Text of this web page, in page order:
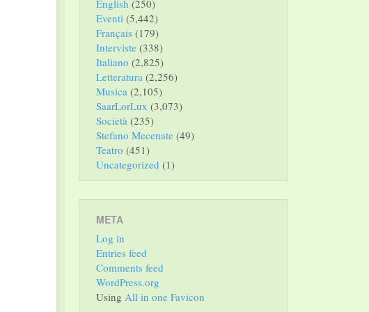
English (250)
Eventi (5,442)
Français (179)
Interviste (338)
Italiano (2,825)
Letteratura (2,256)
Musica (2,105)
SaarLorLux (3,073)
Società (235)
Stefano Mecenate (49)
Teatro (451)
Uncategorized (1)
META
Log in
Entries feed
Comments feed
WordPress.org
Using All in one Favicon